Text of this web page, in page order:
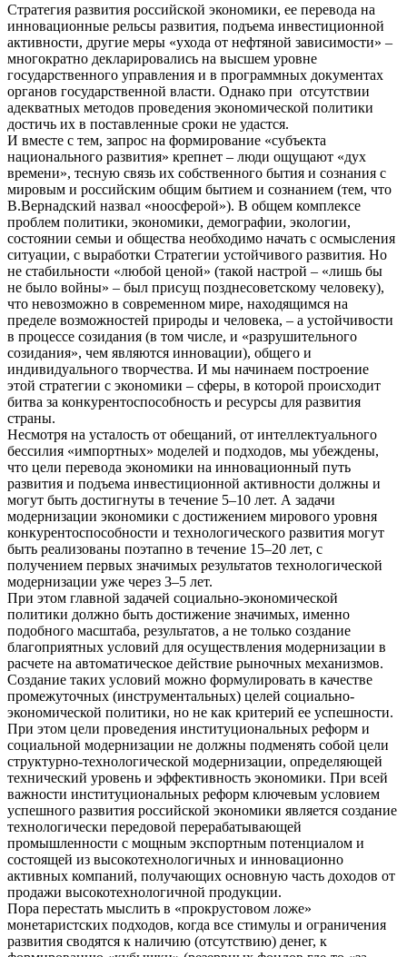
Стратегия развития российской экономики, ее перевода на
инновационные рельсы развития, подъема инвестиционной
активности, другие меры «ухода от нефтяной зависимости» –
многократно декларировались на высшем уровне
государственного управления и в программных документах
органов государственной власти. Однако при отсутствии
адекватных методов проведения экономической политики
достичь их в поставленные сроки не удастся.
И вместе с тем, запрос на формирование «субъекта
национального развития» крепнет – люди ощущают «дух
времени», тесную связь их собственного бытия и сознания с
мировым и российским общим бытием и сознанием (тем, что
В.Вернадский назвал «ноосферой»). В общем комплексе
проблем политики, экономики, демографии, экологии,
состоянии семьи и общества необходимо начать с осмысления
ситуации, с выработки Стратегии устойчивого развития. Но
не стабильности «любой ценой» (такой настрой – «лишь бы
не было войны» – был присущ позднесоветскому человеку),
что невозможно в современном мире, находящимся на
пределе возможностей природы и человека, – а устойчивости
в процессе созидания (в том числе, и «разрушительного
созидания», чем являются инновации), общего и
индивидуального творчества. И мы начинаем построение
этой стратегии с экономики – сферы, в которой происходит
битва за конкурентоспособность и ресурсы для развития
страны.
Несмотря на усталость от обещаний, от интеллектуального
бессилия «импортных» моделей и подходов, мы убеждены,
что цели перевода экономики на инновационный путь
развития и подъема инвестиционной активности должны и
могут быть достигнуты в течение 5–10 лет. А задачи
модернизации экономики с достижением мирового уровня
конкурентоспособности и технологического развития могут
быть реализованы поэтапно в течение 15–20 лет, с
получением первых значимых результатов технологической
модернизации уже через 3–5 лет.
При этом главной задачей социально-экономической
политики должно быть достижение значимых, именно
подобного масштаба, результатов, а не только создание
благоприятных условий для осуществления модернизации в
расчете на автоматическое действие рыночных механизмов.
Создание таких условий можно формулировать в качестве
промежуточных (инструментальных) целей социально-
экономической политики, но не как критерий ее успешности.
При этом цели проведения институциональных реформ и
социальной модернизации не должны подменять собой цели
структурно-технологической модернизации, определяющей
технический уровень и эффективность экономики. При всей
важности институциональных реформ ключевым условием
успешного развития российской экономики является создание
технологически передовой перерабатывающей
промышленности с мощным экспортным потенциалом и
состоящей из высокотехнологичных и инновационно
активных компаний, получающих основную часть доходов от
продажи высокотехнологичной продукции.
Пора перестать мыслить в «прокрустовом ложе»
монетаристских подходов, когда все стимулы и ограничения
развития сводятся к наличию (отсутствию) денег, к